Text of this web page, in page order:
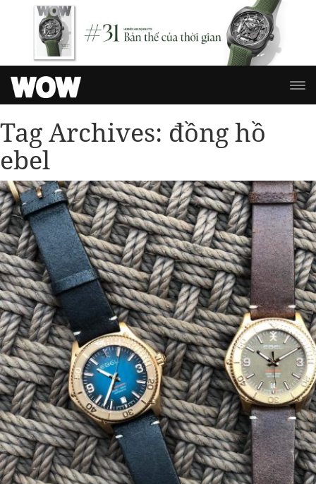
Tag Archives: đồng hồ
ebel